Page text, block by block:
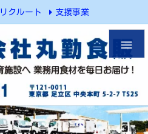

リクルート 支援事業